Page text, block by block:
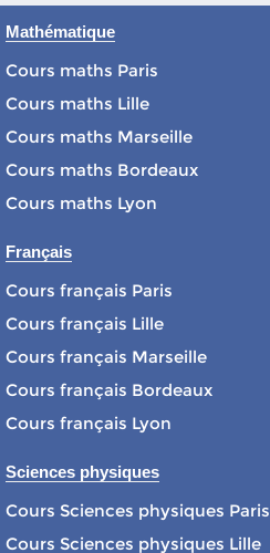
Mathématique
Cours maths Paris
Cours maths Lille
Cours maths Marseille
Cours maths Bordeaux
Cours maths Lyon
Français
Cours français Paris
Cours français Lille
Cours français Marseille
Cours français Bordeaux
Cours français Lyon
Sciences physiques
Cours Sciences physiques Paris
Cours Sciences physiques Lille